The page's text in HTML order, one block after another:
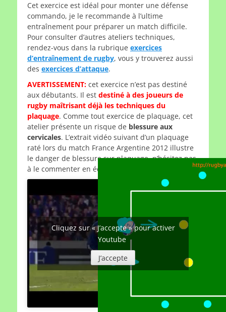
Cet exercice est idéal pour monter une défense
commando, je le recommande à l’ultime
entraînement pour préparer un match difficile.
Pour consulter d’autres ateliers techniques,
rendez-vous dans la rubrique exercices
d’entraînement de rugby, vous y trouverez aussi
des exercices d’attaque.
AVERTISSEMENT: cet exercice n’est pas destiné
aux débutants. Il est destiné à des joueurs de
rugby maîtrisant déjà les techniques du
plaquage. Comme tout exercice de plaquage, cet
atelier présente un risque de blessure aux
cervicales. L’extrait vidéo suivant d’un plaquage
raté lors du match France Argentine 2012 illustre
le danger de blessure sur plaquage, n’hésitez pas
à le commenter en école de rugby:
Cliquez sur « J’accepte » pour activer
Youtube
J’accepte